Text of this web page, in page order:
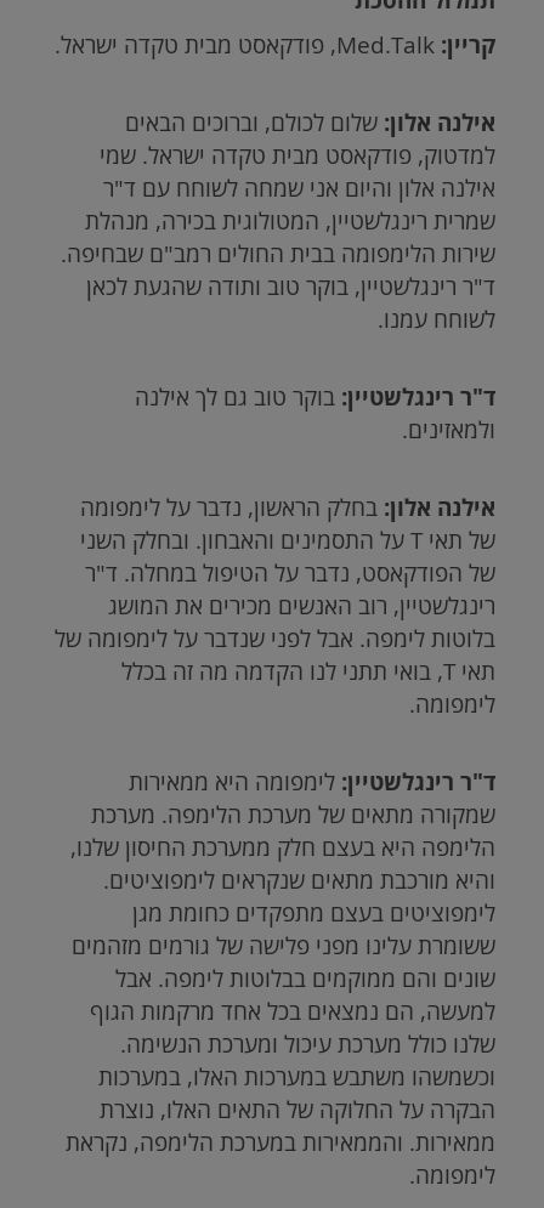
קריין: Med.Talk, פודקאסט מבית טקדה ישראל.
אילנה אלון: שלום לכולם, וברוכים הבאים
למדטוק, פודקאסט מבית טקדה ישראל. שמי
אילנה אלון והיום אני שמחה לשוחח עם ד"ר
שמרית רינגלשטיין, המטולוגית בכירה, מנהלת
שירות הלימפומה בבית החולים רמב"ם שבחיפה.
ד"ר רינגלשטיין, בוקר טוב ותודה שהגעת לכאן
לשוחח עמנו.
ד"ר רינגלשטיין: בוקר טוב גם לך אילנה
ולמאזינים.
אילנה אלון: בחלק הראשון, נדבר על לימפומה
של תאיTעל התסמינים והאבחון. ובחלק השני
של הפודקאסט, נדבר על הטיפול במחלה. ד"ר
רינגלשטיין, רוב האנשים מכירים את המושג
בלוטות לימפה. אבל לפני שנדבר על לימפומה של
תאיT, בואי תתני לנו הקדמה מה זה בכלל
לימפומה.
ד"ר רינגלשטיין: לימפומה היא ממאירות
שמקורה מתאים של מערכת הלימפה. מערכת
הלימפה היא בעצם חלק ממערכת החיסון שלנו,
והיא מורכבת מתאים שנקראים לימפוציטים.
לימפוציטים בעצם מתפקדים כחומת מגן
ששומרת עלינו מפני פלישה של גורמים מזהמים
שונים והם ממוקמים בבלוטות לימפה. אבל
למעשה, הם נמצאים בכל אחד מרקמות הגוף
שלנו כולל מערכת עיכול ומערכת הנשימה.
וכשמשהו משתבש במערכות האלו, במערכות
הבקרה על החלוקה של התאים האלו, נוצרת
ממאירות. והממאירות במערכת הלימפה, נקראת
לימפומה.